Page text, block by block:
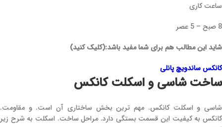
ساعت کاری
8 صبح – 5 عصر
شاید این مطالب هم برای شما مفید باشد:(کلیک کنید)
کانکس ساندویچ پانلی
ساخت شاسی و اسکلت کانکس
شاسی و اسکلت کانکس. مهم ‌ترین بخش ساختاری آن است. و مقاومت.
کانکس به کیفیت این قسمت بستگی دارد. مراحل ساخت. اسکلت به شرح زیر